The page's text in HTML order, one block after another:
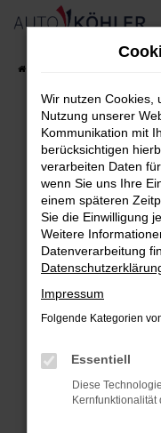
Zum
Fehler:
Beim Laden ist ein
Hier sind ein paar
Überprüfe
Laden andere
deine
Manche
können das
verhindern.
Wir nutzen Cookies,
Nutzung unserer
Kommunikation mit
berücksichtigen
verarbeiten Daten
wenn Sie uns Ihre
einem späteren
Sie die Einwilligung
Weitere
Datenverarbeitung
Impressum
Folgende Kategorien
Essentiell
Diese